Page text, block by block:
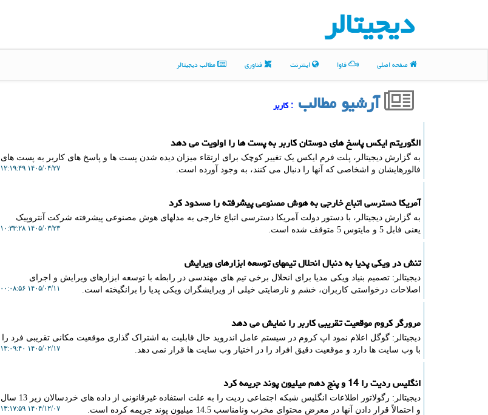
دیجیتالر
صفحه اصلی فاوا اینترنت فناوری مطالب دیجیتالر
آرشیو مطالب : كاربر
الگوریتم ایکس پاسخ های دوستان کاربر به پست ها را اولویت می دهد
به گزارش دیجیتالر، پلت فرم ایکس یک تغییر کوچک برای ارتقاء میزان دیده شدن پست ها و پاسخ های کاربر به پست های
فالورهایشان و اشخاصی که آنها را دنبال می کنند، به وجود آورده است.
۱۴۰۵/۰۴/۲۷ ۱۲:۱۹:۴۹
آمریکا دسترسی اتباع خارجی به هوش مصنوعی پیشرفته را مسدود کرد
به گزارش دیجیتالر، با دستور دولت آمریکا دسترسی اتباع خارجی به مدلهای هوش مصنوعی پیشرفته شرکت آنتروپیک
یعنی فابل 5 و مایتوس 5 متوقف شده است.
۱۴۰۵/۰۳/۲۳ ۱۰:۳۳:۲۸
تنش در ویکی پدیا به دنبال انحلال تیمهای توسعه ابزارهای ویرایش
دیجیتالر: تصمیم بنیاد ویکی مدیا برای انحلال برخی تیم های مهندسی در رابطه با توسعه ابزارهای ویرایش و اجرای
اصلاحات درخواستی کاربران، خشم و نارضایتی خیلی از ویرایشگران ویکی پدیا را برانگیخته است.
۱۴۰۵/۰۳/۱۱ ۰۰:۰۸:۵۶
مرورگر کروم موقعیت تقریبی کاربر را نمایش می دهد
دیجیتالر: گوگل اعلام نمود اپ کروم در سیستم عامل اندروید حال قابلیت به اشتراک گذاری موقعیت مکانی تقریبی فرد را
با وب سایت ها دارد و موقعیت دقیق افراد را در اختیار وب سایت ها قرار نمی دهد.
۱۴۰۵/۰۲/۱۷ ۱۳:۰۹:۴۰
انگلیس ردیت را 14 و پنج دهم میلیون پوند جریمه کرد
دیجیتالر: رگولاتور اطلاعات انگلیس شبکه اجتماعی ردیت را به علت استفاده غیرقانونی از داده های خردسالان زیر 13 سال
و احتمالاً قرار دادن آنها در معرض محتوای مخرب ونامناسب 14.5 میلیون پوند جریمه کرده است.
۱۴۰۴/۱۲/۰۷ ۱۳:۱۷:۵۹